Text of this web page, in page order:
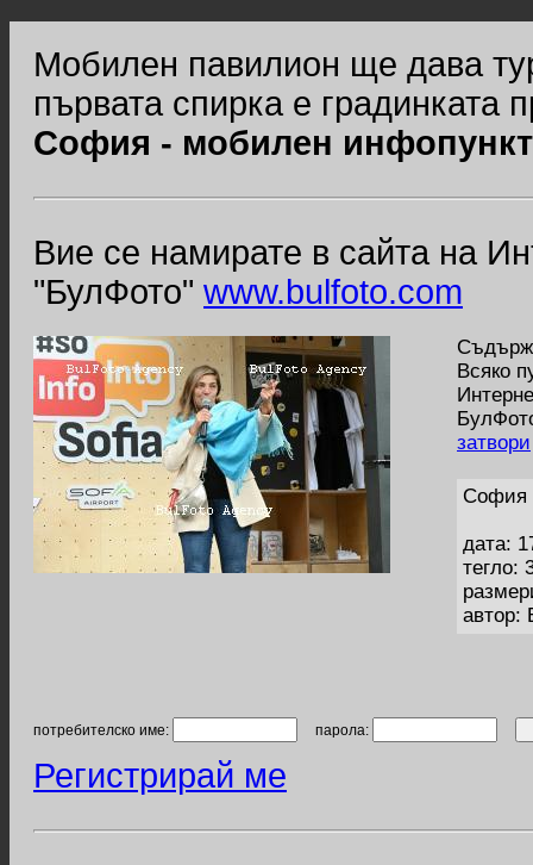
Мобилен павилион ще дава
първата спирка е градинката
София - мобилен
Вие се намирате в сайта на
"БулФото" www.bulfoto.com
Всяко
затвори
София
дата:
тегло:
автор:
потребителско име: парола:
Регистрирай ме